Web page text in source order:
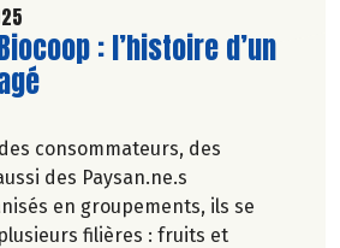
l'article: l’histoire d’un
consommateurs, des
des Paysan.ne.s
en groupements, ils se
filières : fruits et